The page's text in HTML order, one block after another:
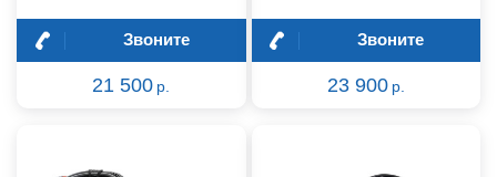
Звоните
21 500 р.
Звоните
23 900 р.